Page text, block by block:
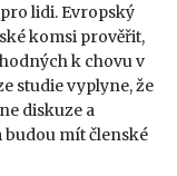
lidi. Evropský
komsi prověřit,
k chovu v
studie vyplyne, že
diskuze a
budou mít členské